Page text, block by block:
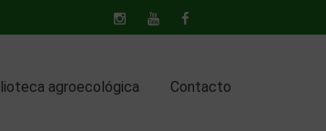
agroecológica Contacto